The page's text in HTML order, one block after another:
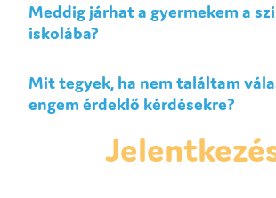
Meddig járhat a gyermekem a
iskolába?
Mit tegyek, ha nem találtam
engem érdeklő kérdésekre?